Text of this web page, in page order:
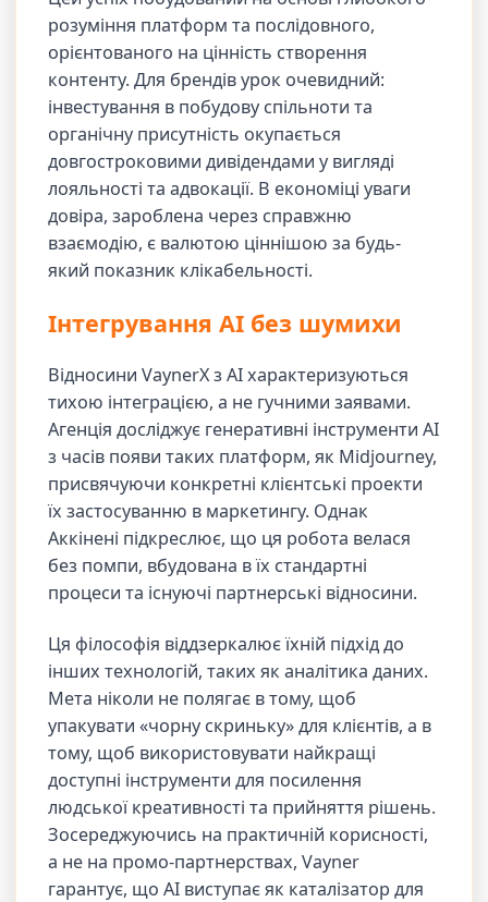
розуміння платформ та послідовного,
орієнтованого на цінність створення
контенту. Для брендів урок очевидний:
інвестування в побудову спільноти та
органічну присутність окупається
довгостроковими дивідендами у вигляді
лояльності та адвокації. В економіці уваги
довіра, зароблена через справжню
взаємодію, є валютою ціннішою за будь-
який показник клікабельності.
Інтегрування AI без шумихи
Відносини VaynerX з AI характеризуються
тихою інтеграцією, а не гучними заявами.
Агенція досліджує генеративні інструменти AI
з часів появи таких платформ, як Midjourney,
присвячуючи конкретні клієнтські проекти
їх застосуванню в маркетингу. Однак
Аккінені підкреслює, що ця робота велася
без помпи, вбудована в їх стандартні
процеси та існуючі партнерські відносини.
Ця філософія віддзеркалює їхній підхід до
інших технологій, таких як аналітика даних.
Мета ніколи не полягає в тому, щоб
упакувати «чорну скриньку» для клієнтів, а в
тому, щоб використовувати найкращі
доступні інструменти для посилення
людської креативності та прийняття рішень.
Зосереджуючись на практичній корисності,
а не на промо-партнерствах, Vayner
гарантує, що AI виступає як каталізатор для